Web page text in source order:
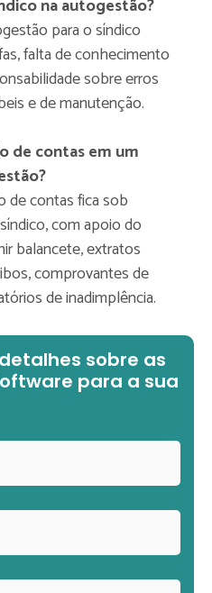
na autogestão?
para o síndico
falta de conhecimento
sobre erros
e de manutenção.
de contas em um
de contas fica sob
com apoio do
balancete, extratos
comprovantes de
de inadimplência.
sobre as
para a sua